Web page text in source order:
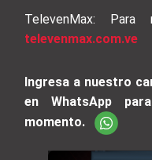
TelevenMax:
televenmax.com.ve
Ingresa a nuestro
en WhatsApp
momento.